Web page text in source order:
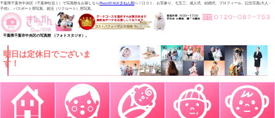
千葉県千葉市中央区（千葉神社近く）で写真館をお探しならPhotoSTAGEきねん館へ！口コミ、お宮参り、七五三、成人式、結婚式、プロフィール、記念写真(大人・
子供) 、パスポート用写真、就活（リクルート）用写真。
千葉県千葉市中央区の写真館 （フォトスタジオ）。
明日は定休日でございま
す！